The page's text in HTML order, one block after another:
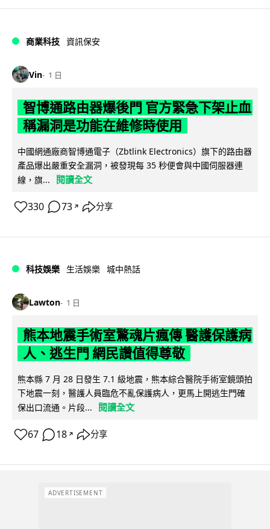
商業科技 資訊保安
Vin 1 日
智博通路由器爆後門 官方緊急下架止血
稱漏洞是功能在維修時使用
中國網通廠商智博通電子（Zbtlink Electronics）旗下的路由器
產品爆出嚴重安全漏洞，被發現每 35 秒便會與中國伺服器連
線，旗...
閱讀全文
330 73 ↗ 分享
科技娛樂 生活娛樂 城中熱話
Lawton 1 日
熊本地震手術室驚魂片瘋傳 醫護保護病
人、逃生門 網民讚值得尊敬
熊本縣 7 月 28 日發生 7.1 級地震，熊本綜合醫院手術室鏡頭拍
下地震一刻，醫護人員臨危不亂保護病人，更馬上開逃生門確
保出口流通。片段...
閱讀全文
67 18 ↗ 分享
ADVERTISEMENT